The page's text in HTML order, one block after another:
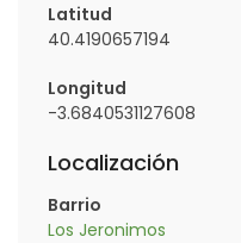
Latitud
40.4190657194
Longitud
-3.6840531127608
Localización
Barrio
Los Jeronimos